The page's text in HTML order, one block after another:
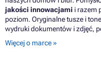
Tusze CANON PIXMA MP600R
Tusze CANON PIXMA MP610
Tusze CANON PIXMA MP800
Tusze CANON PIXMA MP800
Tusze CANON PIXMA MP800R
jakości innowacjami i razem
poziom. Oryginalne tusze i
wydruki dokumentów i zdjęć,
Więcej o marce »